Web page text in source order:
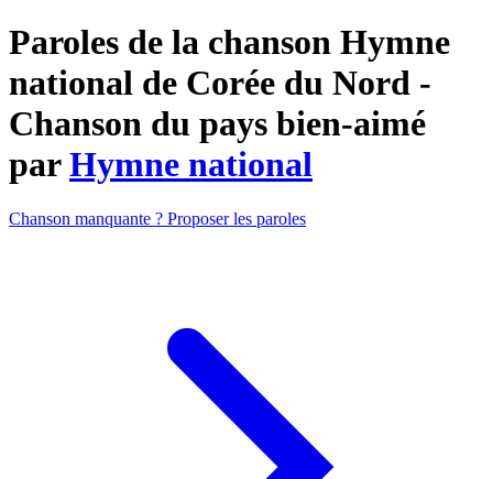
Paroles de la chanson Hymne
national de Corée du Nord -
Chanson du pays bien-aimé
parHymne national
Chanson manquante ? Proposer les paroles